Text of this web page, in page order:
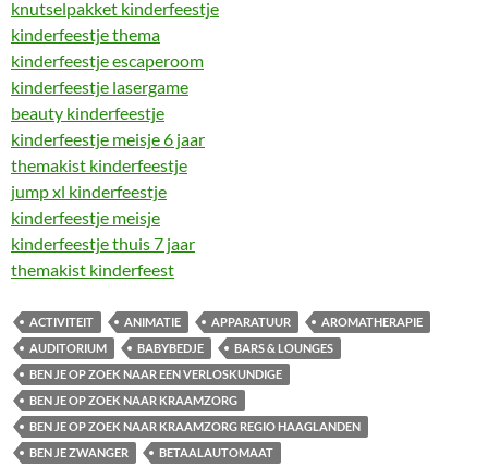
knutselpakket kinderfeestje
kinderfeestje thema
kinderfeestje escaperoom
kinderfeestje lasergame
beauty kinderfeestje
kinderfeestje meisje 6 jaar
themakist kinderfeestje
jump xl kinderfeestje
kinderfeestje meisje
kinderfeestje thuis 7 jaar
themakist kinderfeest
ACTIVITEIT ANIMATIE APPARATUUR
AROMATHERAPIE
AUDITORIUM
BABYBEDJE
BARS & LOUNGES
BEN JE OP ZOEK NAAR EEN VERLOSKUNDIGE
BEN JE OP ZOEK NAAR KRAAMZORG
BEN JE OP ZOEK NAAR KRAAMZORG REGIO HAAGLANDEN
BEN JE ZWANGER
BETAALAUTOMAAT